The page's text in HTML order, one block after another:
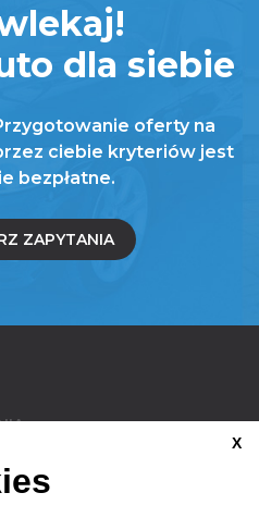
dla siebie
oferty na
ciebie kryteriów jest
bezpłatne.
ZAPYTANIA
X